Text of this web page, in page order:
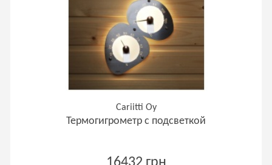
Cariitti Oy
Термогигрометр с подсветкой